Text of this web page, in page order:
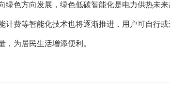
绿色方向发展，绿色低碳智能化是电力供热未
计费等智能化技术也将逐渐推进，用户可自行
，为居民生活增添便利。